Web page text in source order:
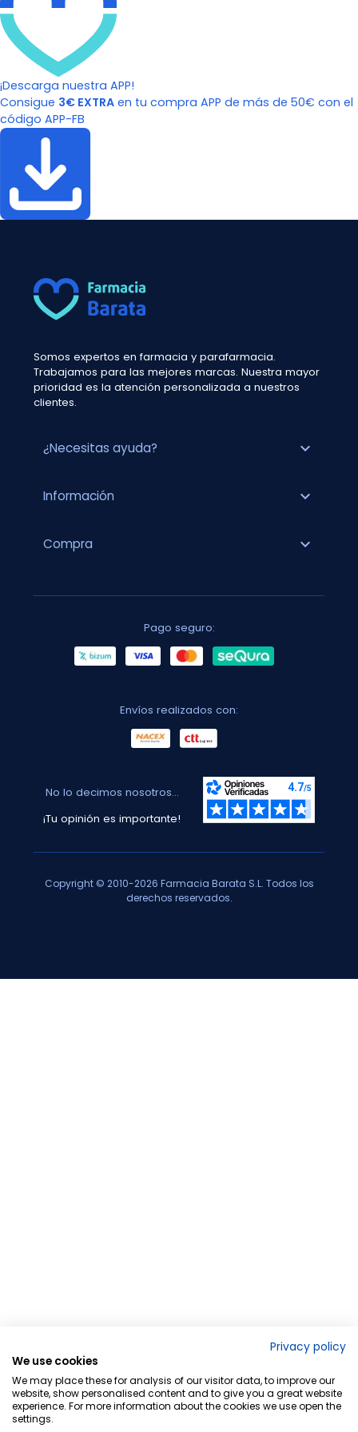
¡Descarga nuestra APP!
Consigue 3€ EXTRA en tu compra APP de más de 50€ con el
código APP-FB
Somos expertos en farmacia y parafarmacia.
Trabajamos para las mejores marcas. Nuestra mayor
prioridad es la atención personalizada a nuestros
clientes.
¿Necesitas ayuda? expand_more
Información expand_more
Compra expand_more
Pago seguro:
Envíos realizados con:
No lo decimos nosotros...
¡Tu opinión es importante!
Copyright © 2010-2026 Farmacia Barata S.L. Todos los
derechos reservados.
Privacy policy
We use cookies
We may place these for analysis of our visitor data, to improve our
website, show personalised content and to give you a great website
experience. For more information about the cookies we use open the
settings.